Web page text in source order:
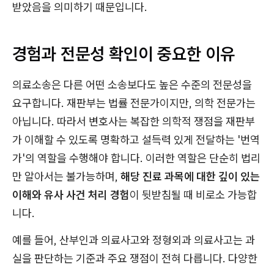
받았음을 의미하기 때문입니다.
경험과 전문성 확인이 중요한 이유
의료소송은 다른 어떤 소송보다도 높은 수준의 전문성을
요구합니다. 재판부는 법률 전문가이지만, 의학 전문가는
아닙니다. 따라서 변호사는 복잡한 의학적 쟁점을 재판부
가 이해할 수 있도록 명확하고 설득력 있게 전달하는 '번역
가'의 역할을 수행해야 합니다. 이러한 역할은 단순히 법리
만 알아서는 불가능하며, 해당 진료 과목에 대한 깊이 있는
이해와 유사 사건 처리 경험이 뒷받침될 때 비로소 가능합
니다.
예를 들어, 산부인과 의료사고와 정형외과 의료사고는 과
실을 판단하는 기준과 주요 쟁점이 전혀 다릅니다. 다양한